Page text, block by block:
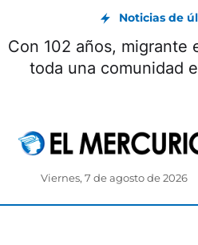
Noticias de
Con 102 años, migrante
toda una comunidad
Viernes, 7 de agosto de 2026